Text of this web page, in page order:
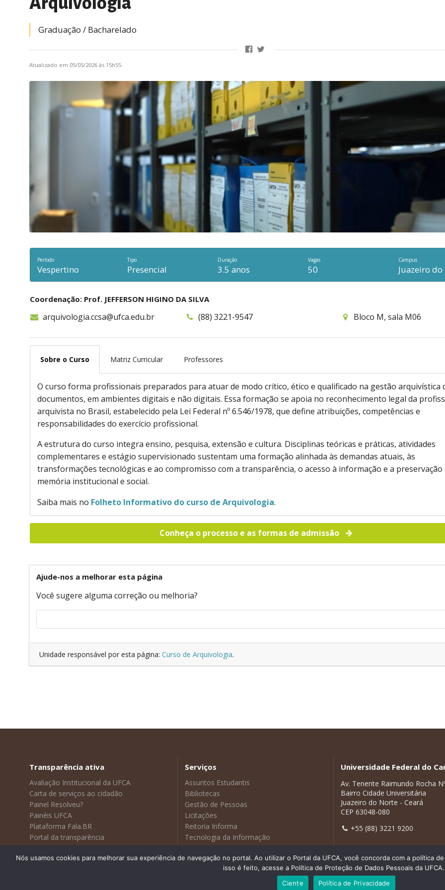
Graduação / bacharelado
Atualizado em 05/05/2026 às 15h55
Período
Vespertino
Tipo
Presencial
Duração
3.5 anos
Vagas
50
Campus
Juazeiro
Coordenação: Prof. JEFFERSON HIGINO DA SILVA
arquivologia.ccsa@ufca.edu.br (88) 3221-9547 Bloco M, sala M06
Sobre o Curso Matriz Curricular Professores
O curso forma profissionais preparados para atuar de modo crítico, ético e qualificado na gestão arquivística
documentos, em ambientes digitais e não digitais. Essa formação se apoia no reconhecimento legal da
arquivista no Brasil, estabelecido pela Lei Federal nº 6.546/1978, que define atribuições, competências e
responsabilidades do exercício profissional.
A estrutura do curso integra ensino, pesquisa, extensão e cultura. Disciplinas teóricas e práticas, atividades
complementares e estágio supervisionado sustentam uma formação alinhada às demandas atuais, às
transformações tecnológicas e ao compromisso com a transparência, o acesso à informação e a preservação
memória institucional e social.
Saiba mais no Folheto Informativo do curso de Arquivologia.
Conheça o processo e as formas de admissão
Ajude-nos a melhorar esta página
Você sugere alguma correção ou melhoria?
Unidade responsável por esta página: Curso de Arquivologia.
Transparência ativa
Avaliação Institucional da UFCA
Carta de serviços ao cidadão
Painel Resolveu?
Painéis UFCA
Plataforma Fala.BR
Portal da transparência
Serviços
Assuntos Estudantis
Bibliotecas
Gestão de Pessoas
Licitações
Reitoria Informa
Tecnologia da Informação
Webmail
Universidade Federal do
Av. Tenente Raimundo Rocha
Bairro Cidade Universitária
Juazeiro do Norte - Ceará
CEP 63048-080
+55 (88) 3221 9200
Nós usamos cookies para melhorar sua experiência de navegação no portal. Ao utilizar o Portal da UFCA, você concorda com a política
isso é feito, acesse a Política de Proteção de Dados Pessoais da UFCA.
Ciente
Política de Privacidade